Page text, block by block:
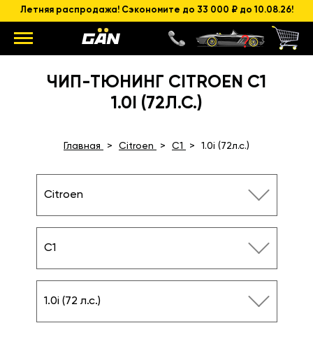
Летняя распродажа! Сэкономите до 33 000 ₽ до 10.08.26!
ЧИП-ТЮНИНГ CITROEN C1
1.0I (72Л.С.)
Главная Citroen C1 1.0i (72л.с.)
Citroen
C1
1.0i (72 л.с.)